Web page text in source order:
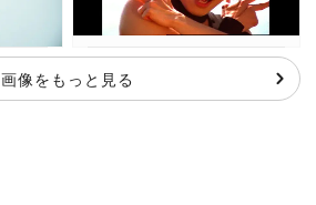
画像をもっと見る